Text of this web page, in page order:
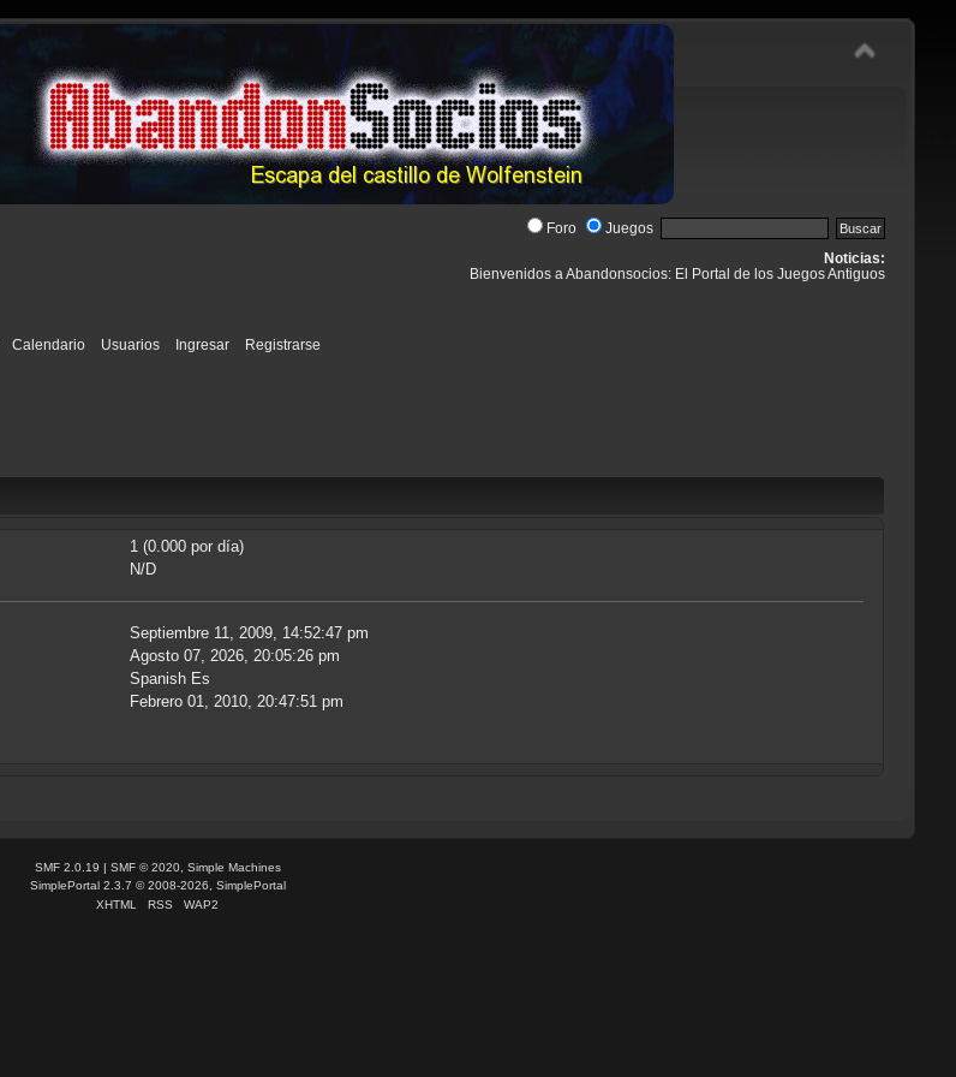
Foro Juegos
Noticias:
Bienvenidos a Abandonsocios: El Portal de los Juegos Antiguos
Calendario Usuarios Ingresar Registrarse
1 (0.000 por día)
N/D
Septiembre 11, 2009, 14:52:47 pm
Agosto 07, 2026, 20:05:26 pm
Spanish Es
Febrero 01, 2010, 20:47:51 pm
SMF 2.0.19 | SMF © 2020, Simple Machines
SimplePortal 2.3.7 © 2008-2026, SimplePortal
XHTML
RSS WAP2